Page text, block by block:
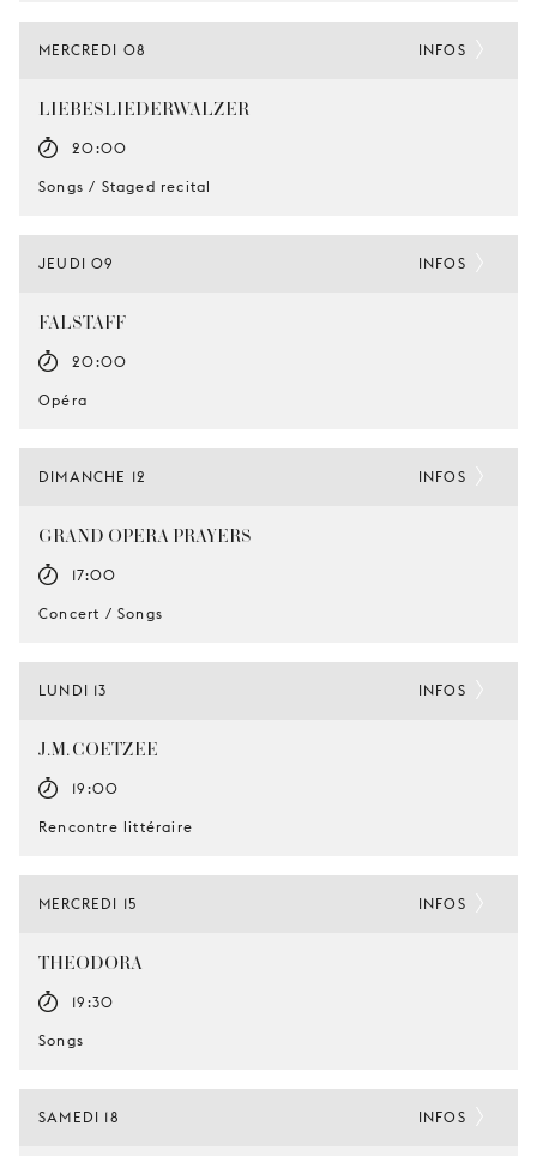
MERCREDI 08
LIEBESLIEDERWALZER
20:00
Songs / Staged recital
INFOS
JEUDI 09
FALSTAFF
20:00
Opéra
INFOS
DIMANCHE 12
GRAND OPERA PRAYERS
17:00
Concert / Songs
INFOS
LUNDI 13
J.M. COETZEE
19:00
Rencontre littéraire
INFOS
MERCREDI 15
THEODORA
19:30
Songs
INFOS
SAMEDI 18 INFOS